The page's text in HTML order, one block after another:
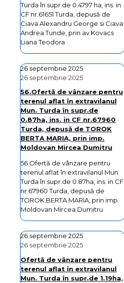
Turda în supr.de 0.4797 ha, ins. in
CF nr.61651 Turda, depusă de
Ciava Alexandru George si Ciava
Andrea Tunde, prin av.Kovacs
Liana Teodora
26 septembrie 2025
26 septembrie 2025
56.Ofertă de vânzare pentru
terenul aflat în extravilanul
Mun. Turda în supr.de
0.87ha, ins. in CF nr.67960
Turda, depusă de TOROK
BERTA MARIA, prin imp.
Moldovan Mircea Dumitru
56.Ofertă de vânzare pentru
terenul aflat în extravilanul Mun.
Turda în supr.de 0.87ha, ins. in CF
nr.67960 Turda, depusă de
TOROK BERTA MARIA, prin imp.
Moldovan Mircea Dumitru
26 septembrie 2025
26 septembrie 2025
Ofertă de vânzare pentru
terenul aflat în extravilanul
Mun. Turda în supr.de 1.19ha,